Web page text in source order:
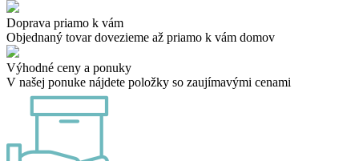
Doprava priamo k vám
Objednaný tovar dovezieme až priamo k vám domov
Výhodné ceny a ponuky
V našej ponuke nájdete položky so zaujímavými cenami